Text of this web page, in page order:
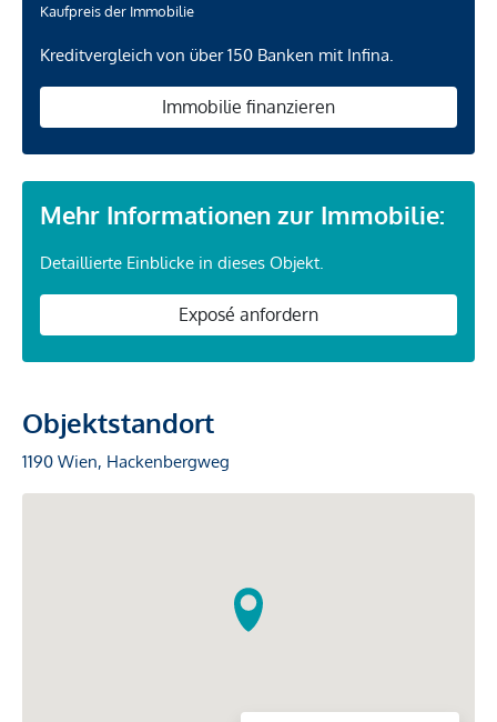
Kaufpreis der Immobilie
Kreditvergleich von über 150 Banken mit Infina.
Immobilie finanzieren
Mehr Informationen zur Immobilie:
Detaillierte Einblicke in dieses Objekt.
Exposé anfordern
Objektstandort
1190 Wien, Hackenbergweg